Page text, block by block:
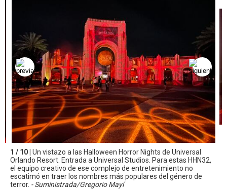
1 / 10 | Un vistazo a las Halloween Horror Nights de Universal
Orlando Resort. Entrada a Universal Studios. Para estas HHN32,
el equipo creativo de ese complejo de entretenimiento no
escatimó en traer los nombres más populares del género de
terror. - Suministrada/Gregorio Mayí